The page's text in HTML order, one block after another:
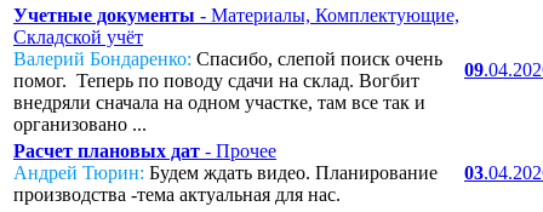
Учетные документы - Материалы, Комплектующие,
Складской учёт
Валерий Бондаренко: Спасибо, слепой поиск очень
помог. Теперь по поводу сдачи на склад. Вогбит
внедряли сначала на одном участке, там все так и
организовано ...
09
Расчет плановых дат - Прочее
Андрей Тюрин: Будем ждать видео. Планирование
производства -тема актуальная для нас.
03